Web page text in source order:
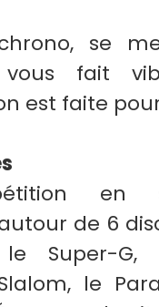
se
vous fait
est faite
en
de 6
le Super-G,
le